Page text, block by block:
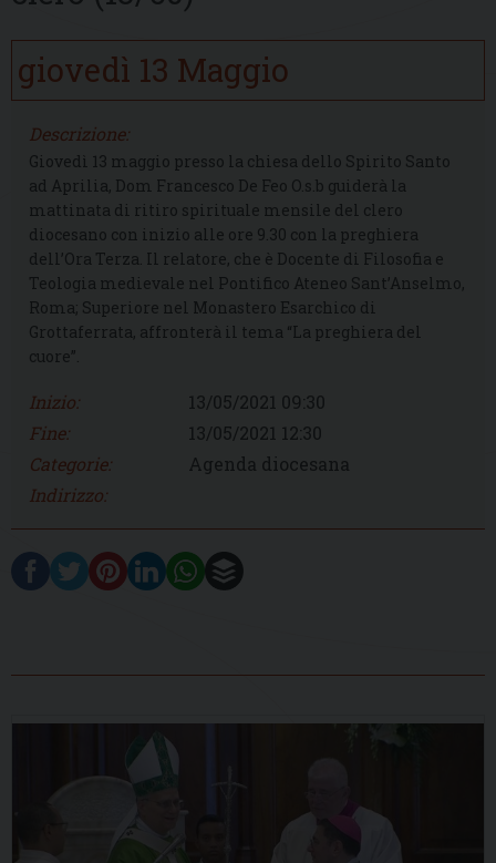
giovedì 13 Maggio
Descrizione:
Giovedì 13 maggio presso la chiesa dello Spirito Santo
ad Aprilia, Dom Francesco De Feo O.s.b guiderà la
mattinata di ritiro spirituale mensile del clero
diocesano con inizio alle ore 9.30 con la preghiera
dell’Ora Terza. Il relatore, che è Docente di Filosofia e
Teologia medievale nel Pontifico Ateneo Sant’Anselmo,
Roma; Superiore nel Monastero Esarchico di
Grottaferrata, affronterà il tema “La preghiera del
cuore”.
Inizio:
13/05/2021 09:30
Fine:
13/05/2021 12:30
Categorie:
Agenda diocesana
Indirizzo: